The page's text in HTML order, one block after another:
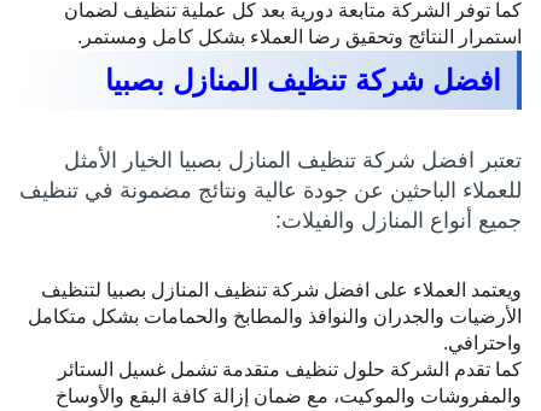
كما توفر الشركة متابعة دورية بعد كل عملية تنظيف لضمان
استمرار النتائج وتحقيق رضا العملاء بشكل كامل ومستمر.
افضل شركة تنظيف المنازل بصبيا
تعتبر افضل شركة تنظيف المنازل بصبيا الخيار الأمثل
للعملاء الباحثين عن جودة عالية ونتائج مضمونة في تنظيف
جميع أنواع المنازل والفيلات:
ويعتمد العملاء على افضل شركة تنظيف المنازل بصبيا لتنظيف
الأرضيات والجدران والنوافذ والمطابخ والحمامات بشكل متكامل
واحترافي.
كما تقدم الشركة حلول تنظيف متقدمة تشمل غسيل الستائر
والمفروشات والموكيت، مع ضمان إزالة كافة البقع والأوساخ